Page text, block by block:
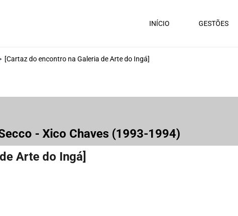
INÍCIO GESTÕES
[Cartaz do encontro na Galeria de Arte do Ingá]
- Xico Chaves (1993-1994)
Arte do Ingá]